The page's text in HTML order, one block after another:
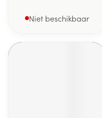
Niet beschikbaar